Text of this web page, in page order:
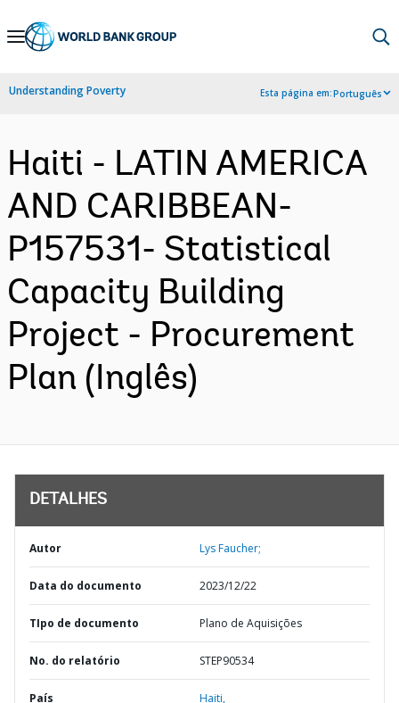
Skip
Navigation
Understanding Poverty Esta página em:Português
Haiti - LATIN AMERICA
AND CARIBBEAN-
P157531- Statistical
Capacity Building
Project - Procurement
Plan (Inglês)
DETALHES
Autor Lys Faucher;
Data do documento 2023/12/22
TIpo de documento Plano de Aquisições
No. do relatório STEP90534
País Haiti,